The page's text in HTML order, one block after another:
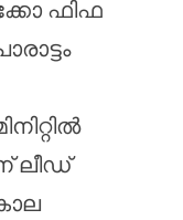
ഫിഫ
ലീഡ്